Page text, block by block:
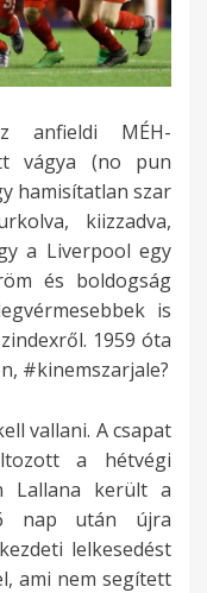
anfieldi MÉH-
vágya (no pun
hamisítatlan szar
kiizzadva,
a Liverpool egy
és boldogság
is
1959 óta
#kinemszarjale?
vallani. A csapat
a hétvégi
Lallana került a
nap után újra
lelkesedést
ami nem segített